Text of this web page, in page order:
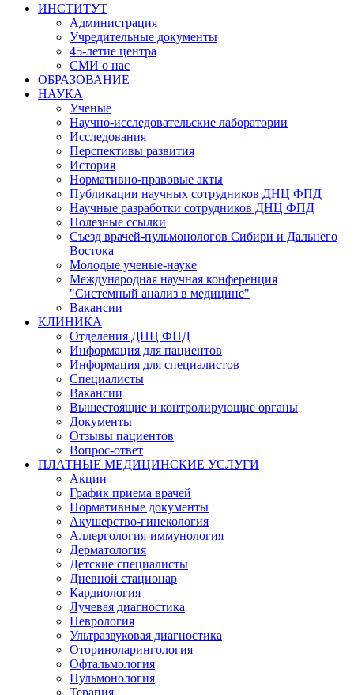
ИНСТИТУТ
Администрация
Учредительные документы
45-летие центра
СМИ о нас
ОБРАЗОВАНИЕ
НАУКА
Ученые
Научно-исследовательские лаборатории
Исследования
Перспективы развития
История
Нормативно-правовые акты
Публикации научных сотрудников ДНЦ ФПД
Научные разработки сотрудников ДНЦ ФПД
Полезные ссылки
Съезд врачей-пульмонологов Сибири и Дальнего
Востока
Молодые ученые-науке
Международная научная конференция
"Системный анализ в медицине"
Вакансии
КЛИНИКА
Отделения ДНЦ ФПД
Информация для пациентов
Информация для специалистов
Специалисты
Вакансии
Вышестоящие и контролирующие органы
Документы
Отзывы пациентов
Вопрос-ответ
ПЛАТНЫЕ МЕДИЦИНСКИЕ УСЛУГИ
Акции
График приема врачей
Нормативные документы
Акушерство-гинекология
Аллергология-иммунология
Дерматология
Детские специалисты
Дневной стационар
Кардиология
Лучевая диагностика
Неврология
Ультразвуковая диагностика
Оториноларингология
Офтальмология
Пульмонология
Терапия